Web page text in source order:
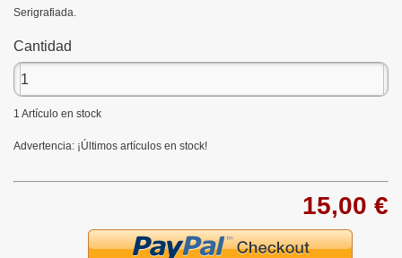
Serigrafiada.
Cantidad
1 Artículo en stock
Advertencia: ¡Últimos artículos en stock!
15,00 €